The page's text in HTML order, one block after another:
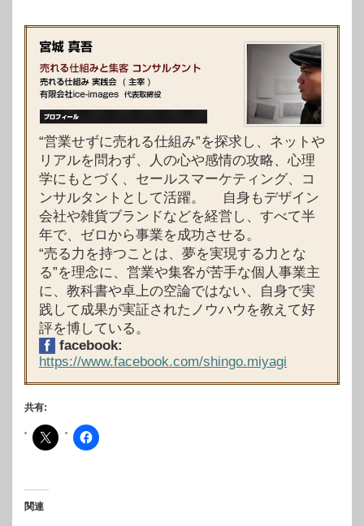
“営業せずに売れる仕組み”を探求し、ネットや
リアルを問わず、人の心や感情の攻略、心理
学にもとづく、セールスマーケティング、コ
ンサルタントとして活躍。 自身もデザイン
会社や雑貨ブランドなどを経営し、すべて半
年で、ゼロから事業を成功させる。
“売る力を持つことは、夢を実現する力とな
る”を理念に、営業や集客が苦手な個人事業主
に、教科書や卓上の空論ではない、自身で実
践して成果が実証されたノウハウを教えて好
評を博している。
facebook:
https://www.facebook.com/shingo.miyagi
共有:
関連